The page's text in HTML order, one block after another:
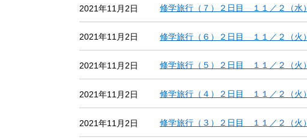
2021年11月2日 修学旅行（７）２日目 １１／２（水）
2021年11月2日 修学旅行（６）２日目 １１／２（火）
2021年11月2日 修学旅行（５）２日目 １１／２（火）
2021年11月2日 修学旅行（４）２日目 １１／２（火）
2021年11月2日 修学旅行（３）２日目 １１／２（火）